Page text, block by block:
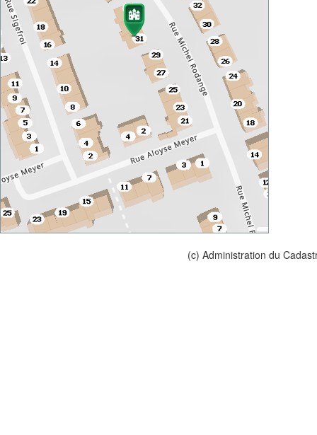
(c) Administration du